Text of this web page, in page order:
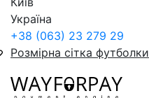
Україна
+38 (063) 23 279 29
Розмірна сітка футболки